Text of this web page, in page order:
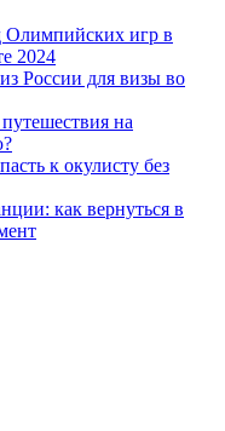
Олимпийских игр в
2024
России для визы во
на
к окулисту без
как вернуться в